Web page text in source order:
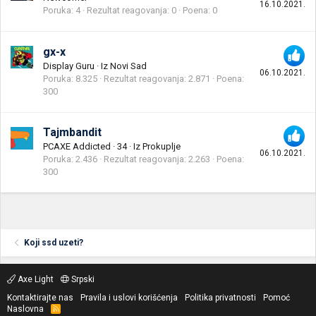
16.10.2021.
Poruka 4 Rezultat reagovanja 0 Poena 0
06.10.2021.
gx-x
Display Guru · Iz Novi Sad
Poruka 8.325 Rezultat reagovanja 2.871
Poena
300
06.10.2021.
Tajmbandit
PCAXE Addicted · 34 · Iz Prokuplje
Poruka 2.436 Rezultat reagovanja 2.263
Poena
300
Koji ssd uzeti?
Axe Light
Srpski
Kontaktirajte nas
Pravila i uslovi korišćenja Politika privatnosti
Pomoć
Naslovna
R